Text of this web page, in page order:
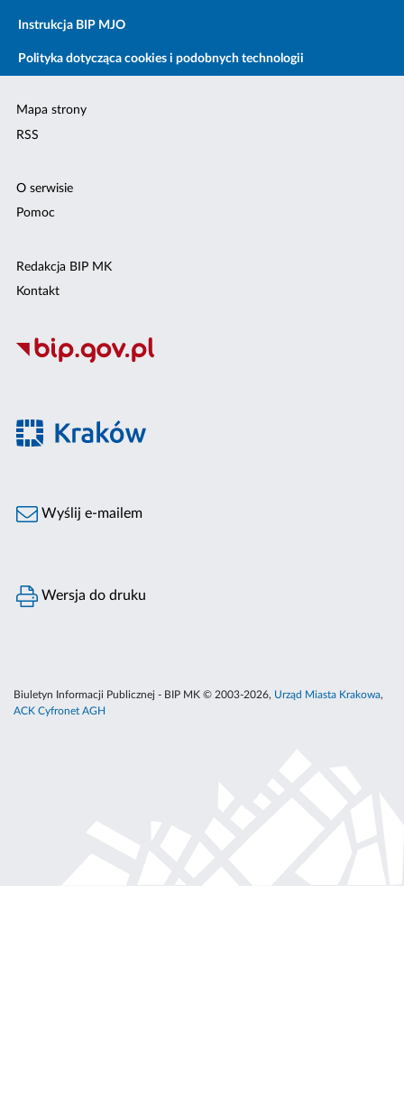
Instrukcja BIP MJO
Polityka dotycząca cookies i podobnych technologii
Mapa strony
RSS
O serwisie
Pomoc
Redakcja BIP MK
Kontakt
Wyślij e-mailem
Wersja do druku
Biuletyn Informacji Publicznej - BIP MK © 2003-2026, Urząd Miasta Krakowa,
ACK Cyfronet AGH